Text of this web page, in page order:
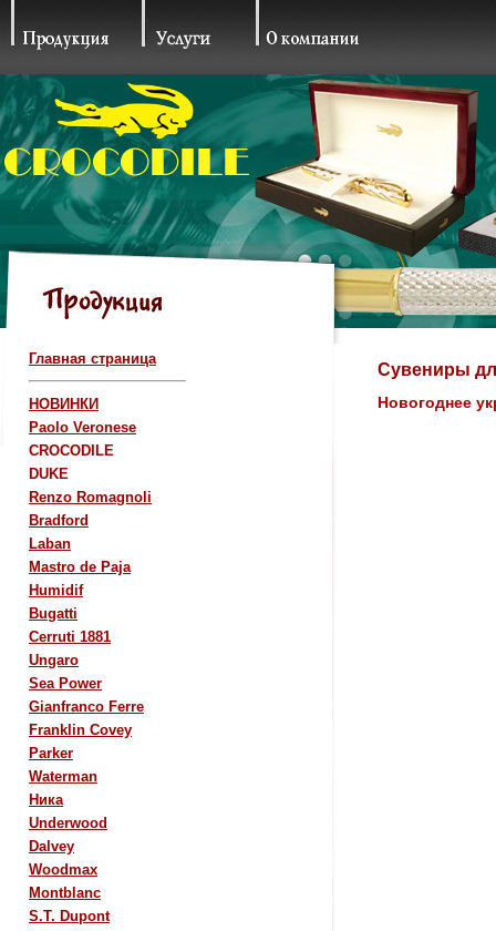
Главная страница
НОВИНКИ
Paolo Veronese
CROCODILE
DUKE
Renzo Romagnoli
Bradford
Laban
Mastro de Paja
Humidif
Bugatti
Cerruti 1881
Ungaro
Sea Power
Gianfranco Ferre
Franklin Covey
Parker
Waterman
Ника
Underwood
Dalvey
Woodmax
Montblanc
S.T. Dupont
Сувениры
Новогоднее